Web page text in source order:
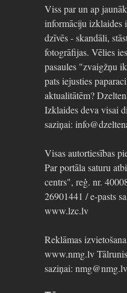
Viss par un ap
informāciju izklaides
dzīvēs - skandāli,
fotogrāfijas. Vēlies
pasaules "zvaigžņu
pats iejusties
aktualitātēm?
Izklaides deva visai
saziņai:
Visas autortiesības
Par portāla saturu
centrs", reģ. nr.
26901441 / e-pasts
www.lzc.lv
Reklāmas
www.nmg.lv
saziņai: nmg@nmg.lv